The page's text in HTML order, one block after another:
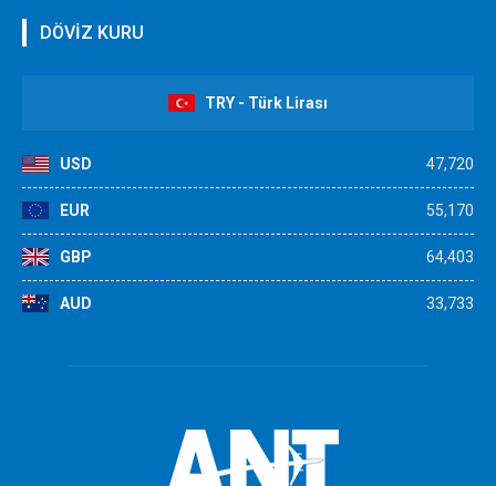
DÖVİZ KURU
TRY - Türk Lirası
USD 47,720
EUR 55,170
GBP 64,403
AUD 33,733